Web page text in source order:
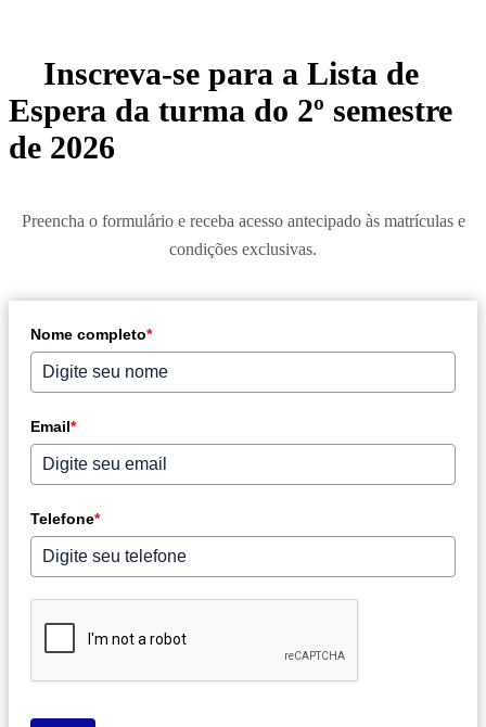
Inscreva-se para a Lista de
Espera da turma do 2º semestre
de 2026
Preencha o formulário e receba acesso antecipado às matrículas e
condições exclusivas.
Nome completo*
Email*
Telefone*